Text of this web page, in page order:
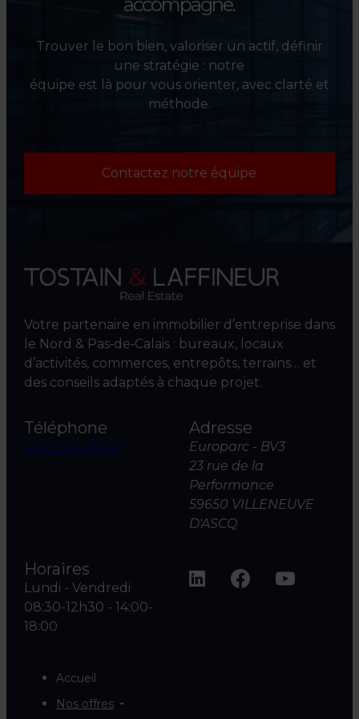
Trouver le bon bien, valoriser un actif, définir
une stratégie : notre
équipe est là pour vous orienter, avec clarté et
méthode.
Contactez notre équipe
Votre partenaire en immobilier d’entreprise dans
le Nord & Pas‑de‑Calais : bureaux, locaux
d’activités, commerces, entrepôts, terrains… et
des conseils adaptés à chaque projet.
Téléphone
03 20 04 06 00
Adresse
Europarc - BV3
23 rue de la
Performance
59650 VILLENEUVE
D'ASCQ
Horaires
Lundi - Vendredi
08:30-12h30 - 14:00-
18:00
Accueil
Nos offres